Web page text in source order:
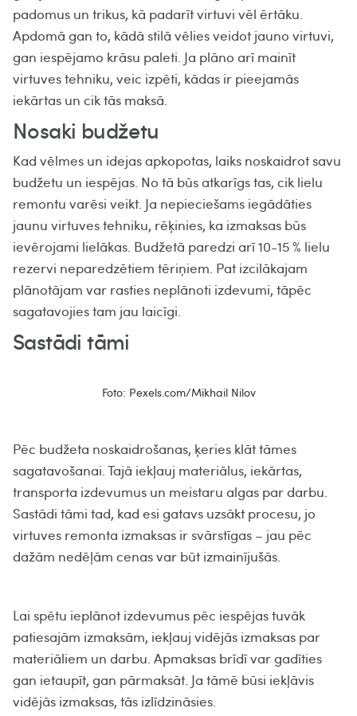
padomus un trikus, kā padarīt virtuvi vēl ērtāku.
Apdomā gan to, kādā stilā vēlies veidot jauno virtuvi,
gan iespējamo krāsu paleti. Ja plāno arī mainīt
virtuves tehniku, veic izpēti, kādas ir pieejamās
iekārtas un cik tās maksā.
Nosaki budžetu
Kad vēlmes un idejas apkopotas, laiks noskaidrot savu
budžetu un iespējas. No tā būs atkarīgs tas, cik lielu
remontu varēsi veikt. Ja nepieciešams iegādāties
jaunu virtuves tehniku, rēķinies, ka izmaksas būs
ievērojami lielākas. Budžetā paredzi arī 10-15 % lielu
rezervi neparedzētiem tēriņiem. Pat izcilākajam
plānotājam var rasties neplānoti izdevumi, tāpēc
sagatavojies tam jau laicīgi.
Sastādi tāmi
Foto: Pexels.com/Mikhail Nilov
Pēc budžeta noskaidrošanas, ķeries klāt tāmes
sagatavošanai. Tajā iekļauj materiālus, iekārtas,
transporta izdevumus un meistaru algas par darbu.
Sastādi tāmi tad, kad esi gatavs uzsākt procesu, jo
virtuves remonta izmaksas ir svārstīgas – jau pēc
dažām nedēļām cenas var būt izmainījušās.
Lai spētu ieplānot izdevumus pēc iespējas tuvāk
patiesajām izmaksām, iekļauj vidējās izmaksas par
materiāliem un darbu. Apmaksas brīdī var gadīties
gan ietaupīt, gan pārmaksāt. Ja tāmē būsi iekļāvis
vidējās izmaksas, tās izlīdzināsies.